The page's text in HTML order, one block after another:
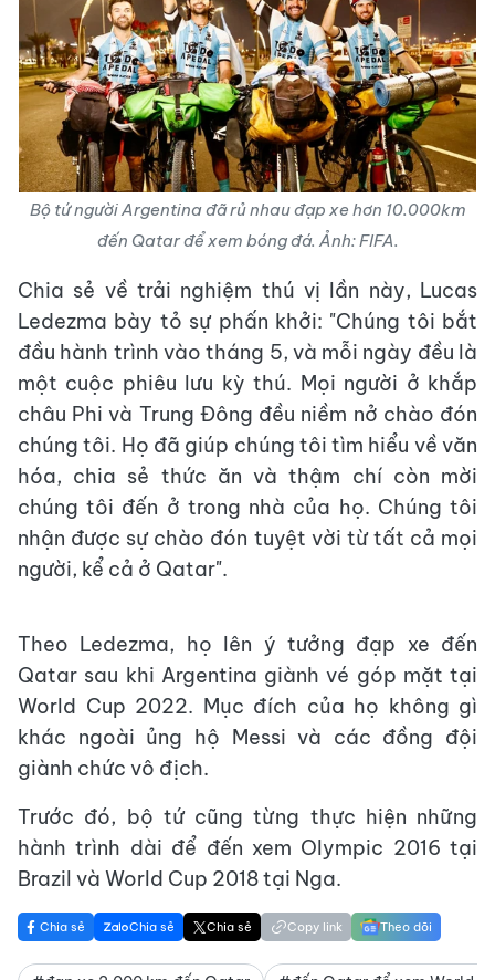
Bộ tứ người Argentina đã rủ nhau đạp xe hơn 10.000km
đến Qatar để xem bóng đá. Ảnh: FIFA.
Chia sẻ về trải nghiệm thú vị lần này, Lucas
Ledezma bày tỏ sự phấn khởi: "Chúng tôi bắt
đầu hành trình vào tháng 5, và mỗi ngày đều là
một cuộc phiêu lưu kỳ thú. Mọi người ở khắp
châu Phi và Trung Đông đều niềm nở chào đón
chúng tôi. Họ đã giúp chúng tôi tìm hiểu về văn
hóa, chia sẻ thức ăn và thậm chí còn mời
chúng tôi đến ở trong nhà của họ. Chúng tôi
nhận được sự chào đón tuyệt vời từ tất cả mọi
người, kể cả ở Qatar".
Theo Ledezma, họ lên ý tưởng đạp xe đến
Qatar sau khi Argentina giành vé góp mặt tại
World Cup 2022. Mục đích của họ không gì
khác ngoài ủng hộ Messi và các đồng đội
giành chức vô địch.
Trước đó, bộ tứ cũng từng thực hiện những
hành trình dài để đến xem Olympic 2016 tại
Brazil và World Cup 2018 tại Nga.
Chia sẻ Chia sẻ Chia sẻ Copy link Theo dõi